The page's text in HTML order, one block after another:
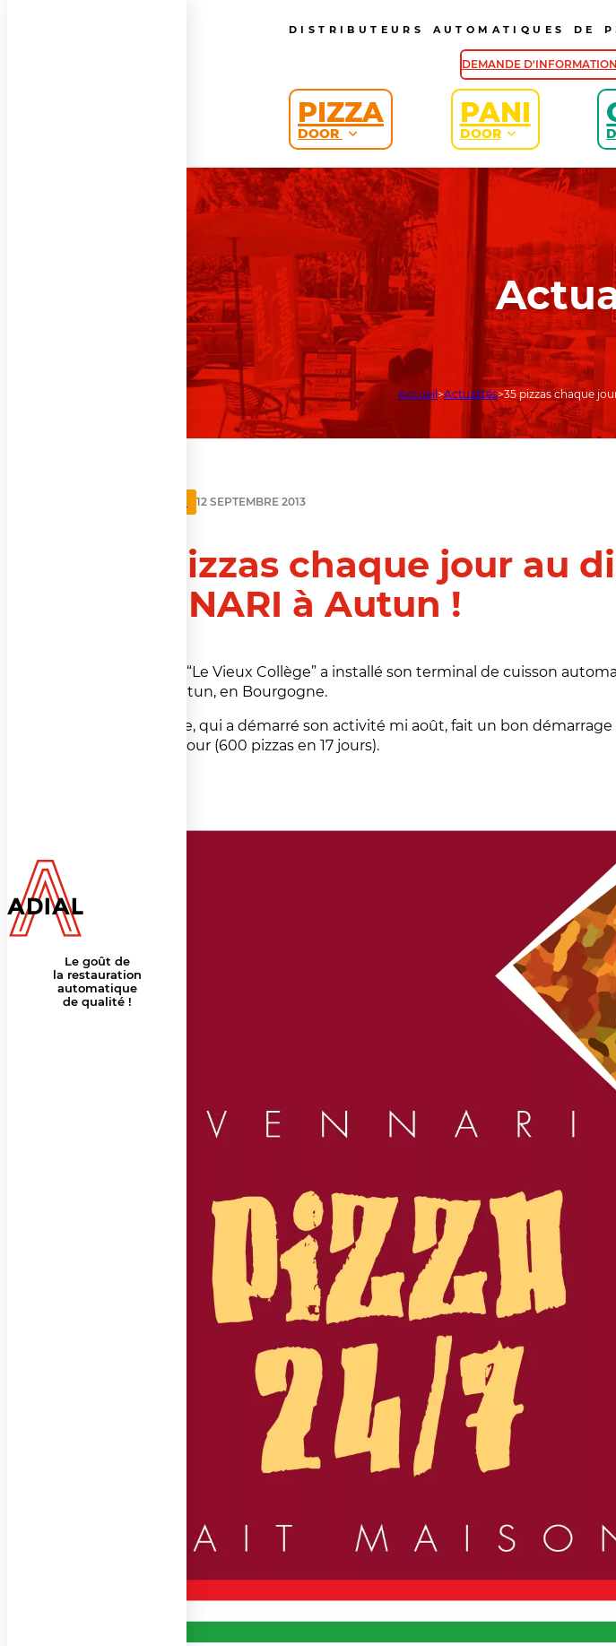
Le goût de
la restauration
automatique
de qualité !
DISTRIBUTEURS AUTOMATIQUES DE
DEMANDE
PIZZA
DOOR
PANI
DOOR
Accueil Actualités 35 pizzas chaque
12 SEPTEMBRE 2013
35 pizzas chaque jour au
VENNARI à Autun !
La pizzeria “Le Vieux Collège” a installé son terminal de cuisson
gare de Autun, en Bourgogne.
La machine, qui a démarré son activité mi août, fait un bon
pizzas par jour (600 pizzas en 17 jours).